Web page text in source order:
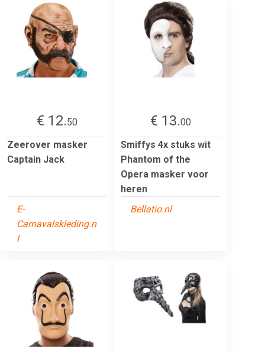
€ 12.50
Zeerover masker
Captain Jack
E-
Carnavalskleding.n
l
€ 13.00
Smiffys 4x stuks wit
Phantom of the
Opera masker voor
heren
Bellatio.nl